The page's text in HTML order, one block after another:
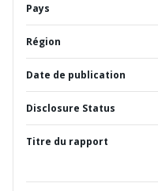
Pays
Région
Date de publication
Disclosure Status
Titre du rapport